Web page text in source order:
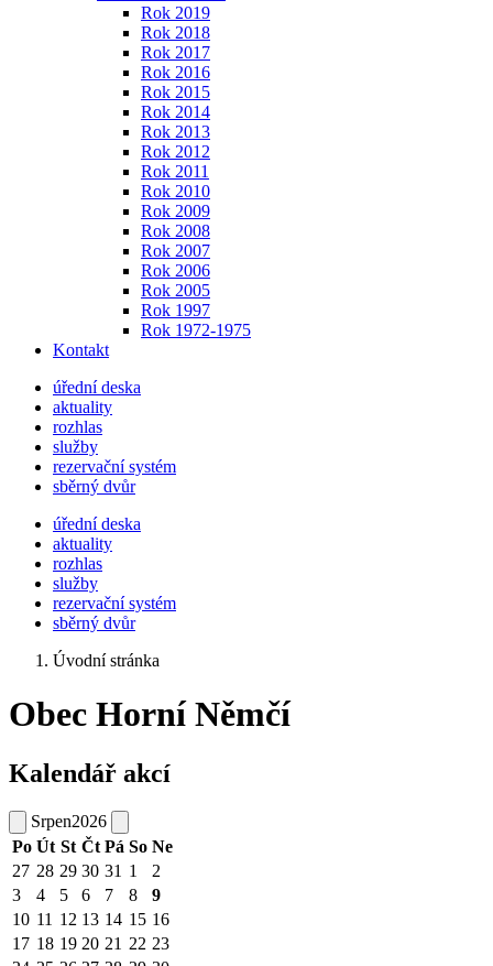
Rok 2019
Rok 2018
Rok 2017
Rok 2016
Rok 2015
Rok 2014
Rok 2013
Rok 2012
Rok 2011
Rok 2010
Rok 2009
Rok 2008
Rok 2007
Rok 2006
Rok 2005
Rok 1997
Rok 1972-1975
Kontakt
úřední deska
aktuality
rozhlas
služby
rezervační systém
sběrný dvůr
úřední deska
aktuality
rozhlas
služby
rezervační systém
sběrný dvůr
Úvodní stránka
Obec Horní Němčí
Kalendář akcí
Srpen2026
Po Út St Čt Pá So Ne
27 28 29 30 31 1
2
3
4 5 6 7 8
9
10 11 12 13 14 15 16
17 18 19 20 21 22 23